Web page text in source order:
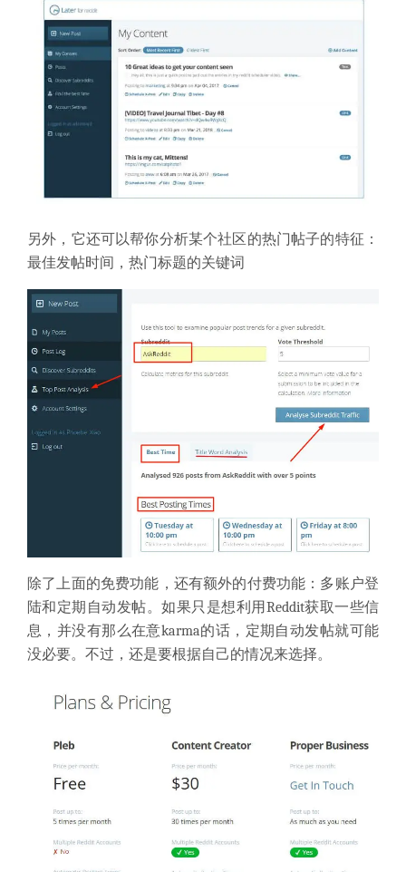
另外，它还可以帮你分析某个社区的热门帖子的特征：
最佳发帖时间，热门标题的关键词
除了上面的免费功能，还有额外的付费功能：多账户登
陆和定期自动发帖。如果只是想利用Reddit获取一些信
息，并没有那么在意karma的话，定期自动发帖就可能
没必要。不过，还是要根据自己的情况来选择。